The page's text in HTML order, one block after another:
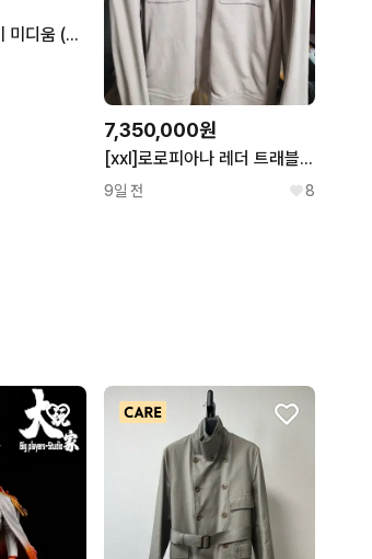
까르띠에 팬더 콤비 미디움 (신형) W2PN0007
7,350,000원
[xxl]로로피아나 레더 트래블러 바이커 그레인 가죽자켓
9일 전 8